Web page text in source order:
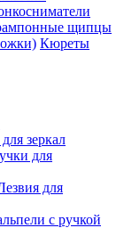
щипцы
Кюреты
зеркал
для
для
с ручкой